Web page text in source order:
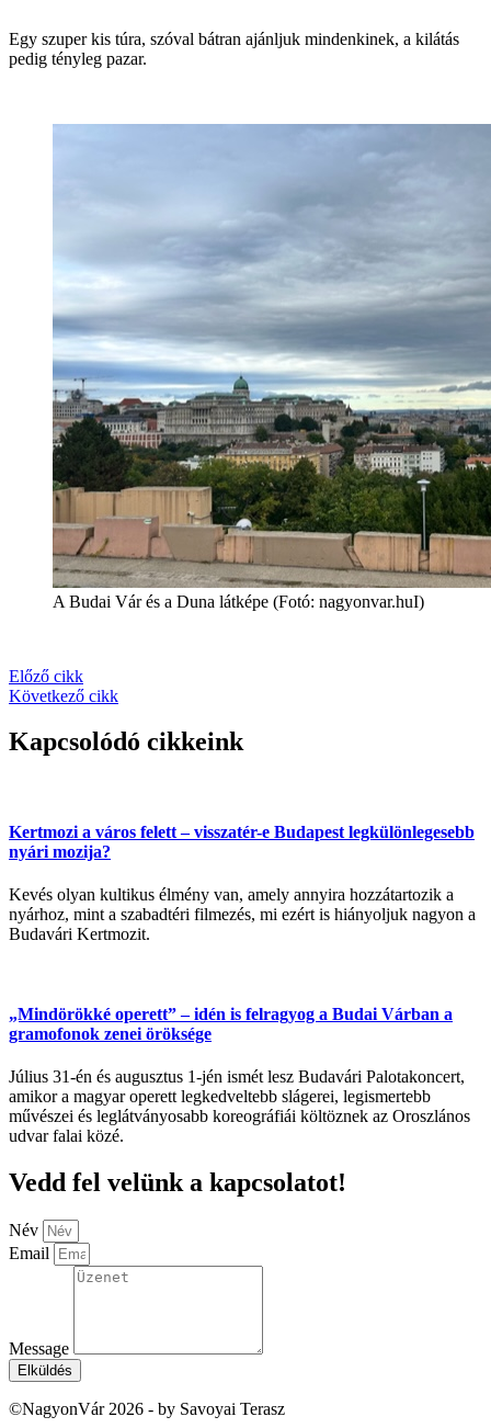
Egy szuper kis túra, szóval bátran ajánljuk mindenkinek, a kilátás
pedig tényleg pazar.
A Budai Vár és a Duna látképe (Fotó: nagyonvar.huI)
Előző cikk
Következő cikk
Kapcsolódó cikkeink
Kertmozi a város felett – visszatér-e Budapest legkülönlegesebb
nyári mozija?
Kevés olyan kultikus élmény van, amely annyira hozzátartozik a
nyárhoz, mint a szabadtéri filmezés, mi ezért is hiányoljuk nagyon a
Budavári Kertmozit.
„Mindörökké operett” – idén is felragyog a Budai Várban a
gramofonok zenei öröksége
Július 31-én és augusztus 1-jén ismét lesz Budavári Palotakoncert,
amikor a magyar operett legkedveltebb slágerei, legismertebb
művészei és leglátványosabb koreográfiái költöznek az Oroszlános
udvar falai közé.
Vedd fel velünk a kapcsolatot!
Név
Email
Message
Elküldés
©NagyonVár 2026 - by Savoyai Terasz